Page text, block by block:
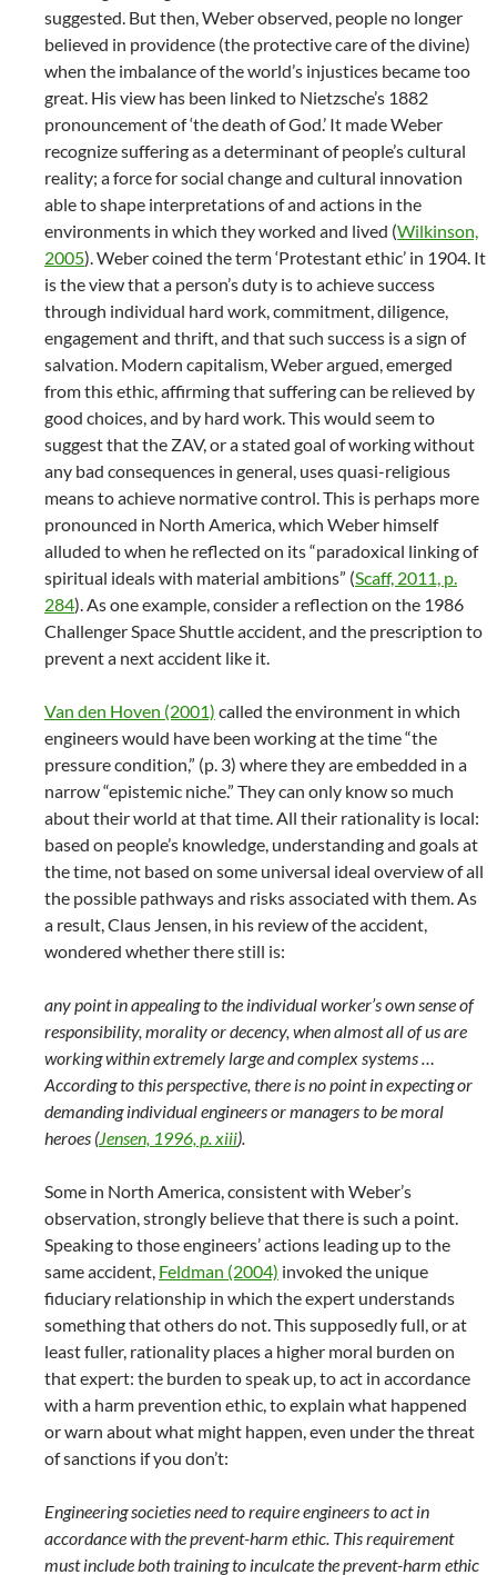
suggested. But then, Weber observed, people no longer
believed in providence (the protective care of the divine)
when the imbalance of the world’s injustices became too
great. His view has been linked to Nietzsche’s 1882
pronouncement of ‘the death of God.’ It made Weber
recognize suffering as a determinant of people’s cultural
reality; a force for social change and cultural innovation
able to shape interpretations of and actions in the
environments in which they worked and lived (Wilkinson,
2005). Weber coined the term ‘Protestant ethic’ in 1904. It
is the view that a person’s duty is to achieve success
through individual hard work, commitment, diligence,
engagement and thrift, and that such success is a sign of
salvation. Modern capitalism, Weber argued, emerged
from this ethic, affirming that suffering can be relieved by
good choices, and by hard work. This would seem to
suggest that the ZAV, or a stated goal of working without
any bad consequences in general, uses quasi-religious
means to achieve normative control. This is perhaps more
pronounced in North America, which Weber himself
alluded to when he reflected on its “paradoxical linking of
spiritual ideals with material ambitions” (Scaff, 2011, p.
284). As one example, consider a reflection on the 1986
Challenger Space Shuttle accident, and the prescription to
prevent a next accident like it.
Van den Hoven (2001) called the environment in which
engineers would have been working at the time “the
pressure condition,” (p. 3) where they are embedded in a
narrow “epistemic niche.” They can only know so much
about their world at that time. All their rationality is local:
based on people’s knowledge, understanding and goals at
the time, not based on some universal ideal overview of all
the possible pathways and risks associated with them. As
a result, Claus Jensen, in his review of the accident,
wondered whether there still is:
any point in appealing to the individual worker’s own sense of
responsibility, morality or decency, when almost all of us are
working within extremely large and complex systems …
According to this perspective, there is no point in expecting or
demanding individual engineers or managers to be moral
heroes (Jensen, 1996, p. xiii).
Some in North America, consistent with Weber’s
observation, strongly believe that there is such a point.
Speaking to those engineers’ actions leading up to the
same accident, Feldman (2004) invoked the unique
fiduciary relationship in which the expert understands
something that others do not. This supposedly full, or at
least fuller, rationality places a higher moral burden on
that expert: the burden to speak up, to act in accordance
with a harm prevention ethic, to explain what happened
or warn about what might happen, even under the threat
of sanctions if you don’t:
Engineering societies need to require engineers to act in
accordance with the prevent-harm ethic. This requirement
must include both training to inculcate the prevent-harm ethic